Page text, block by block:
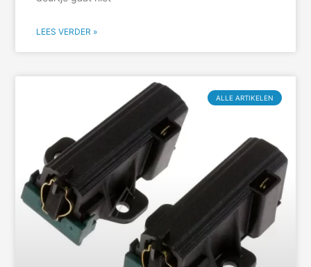
LEES VERDER »
ALLE ARTIKELEN